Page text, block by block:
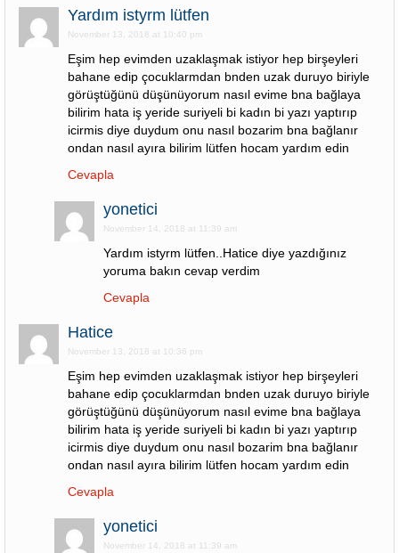
Yardım istyrm lütfen
November 13, 2018 at 10:40 pm
Eşim hep evimden uzaklaşmak istiyor hep birşeyleri
bahane edip çocuklarmdan bnden uzak duruyo biriyle
görüştüğünü düşünüyorum nasıl evime bna bağlaya
bilirim hata iş yeride suriyeli bi kadın bi yazı yaptırıp
icirmis diye duydum onu nasıl bozarim bna bağlanır
ondan nasıl ayıra bilirim lütfen hocam yardım edin
Cevapla
yonetici
November 14, 2018 at 11:39 am
Yardım istyrm lütfen..Hatice diye yazdığınız
yoruma bakın cevap verdim
Cevapla
Hatice
November 13, 2018 at 10:36 pm
Eşim hep evimden uzaklaşmak istiyor hep birşeyleri
bahane edip çocuklarmdan bnden uzak duruyo biriyle
görüştüğünü düşünüyorum nasıl evime bna bağlaya
bilirim hata iş yeride suriyeli bi kadın bi yazı yaptırıp
icirmis diye duydum onu nasıl bozarim bna bağlanır
ondan nasıl ayıra bilirim lütfen hocam yardım edin
Cevapla
yonetici
November 14, 2018 at 11:39 am